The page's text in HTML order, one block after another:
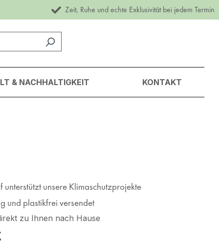
Zeit, Ruhe und echte Exklusivität bei jedem Termin
& NACHHALTIGKEIT KONTAKT
unsere Klimaschutzprojekte
und plastikfrei versendet
zu Ihnen nach Hause